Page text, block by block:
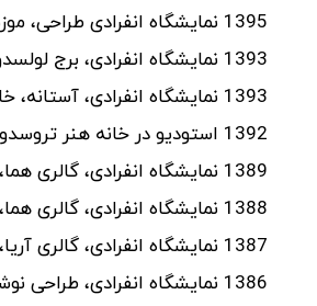
1395 نمایشگاه انفرادی طراحی، موزه شهرتروسدورف، تروسدورف، آلمان
1393 نمایشگاه انفرادی، برج لولسدورف، قلعه نایدرکسل، آلمان
1393 نمایشگاه انفرادی، آستانه، خانه هنر تروسدورف
1392 استودیو در خانه هنر تروسدورف
1389 نمایشگاه انفرادی، گالری هما، تهران
1388 نمایشگاه انفرادی، گالری هما، تهران
1387 نمایشگاه انفرادی، گالری آریا، تهران
1386 نمایشگاه انفرادی، طراحی نوشته، موزه شهر تریسدورف